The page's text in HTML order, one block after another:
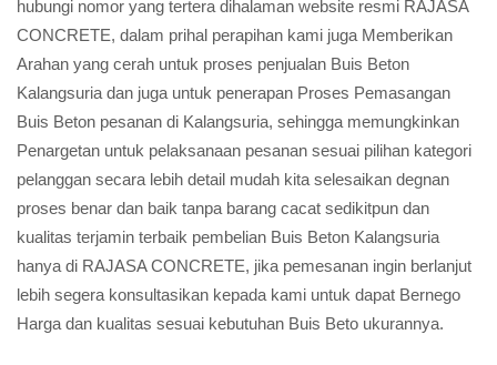
hubungi nomor yang tertera dihalaman website resmi RAJASA
CONCRETE, dalam prihal perapihan kami juga Memberikan
Arahan yang cerah untuk proses penjualan Buis Beton
Kalangsuria dan juga untuk penerapan Proses Pemasangan
Buis Beton pesanan di Kalangsuria, sehingga memungkinkan
Penargetan untuk pelaksanaan pesanan sesuai pilihan kategori
pelanggan secara lebih detail mudah kita selesaikan degnan
proses benar dan baik tanpa barang cacat sedikitpun dan
kualitas terjamin terbaik pembelian Buis Beton Kalangsuria
hanya di RAJASA CONCRETE, jika pemesanan ingin berlanjut
lebih segera konsultasikan kepada kami untuk dapat Bernego
Harga dan kualitas sesuai kebutuhan Buis Beto ukurannya.